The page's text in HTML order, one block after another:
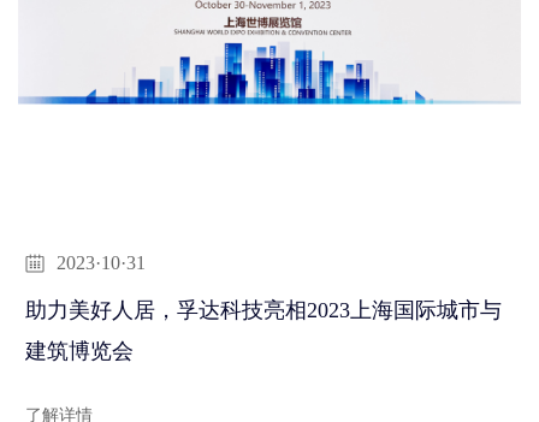
2023·10·31
助力美好人居，孚达科技亮相2023上海国际城市与
建筑博览会
了解详情